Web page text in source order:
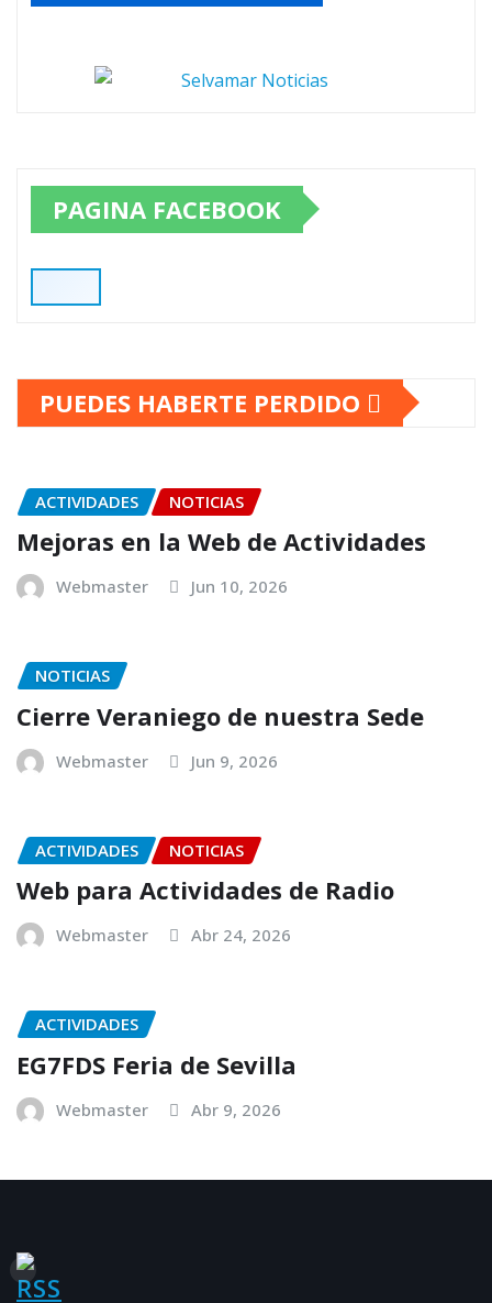
PAGINA FACEBOOK
PUEDES HABERTE PERDIDO
ACTIVIDADES NOTICIAS
Mejoras en la Web de Actividades
Webmaster Jun 10, 2026
NOTICIAS
Cierre Veraniego de nuestra Sede
Webmaster Jun 9, 2026
ACTIVIDADES NOTICIAS
Web para Actividades de Radio
Webmaster Abr 24, 2026
ACTIVIDADES
EG7FDS Feria de Sevilla
Webmaster Abr 9, 2026